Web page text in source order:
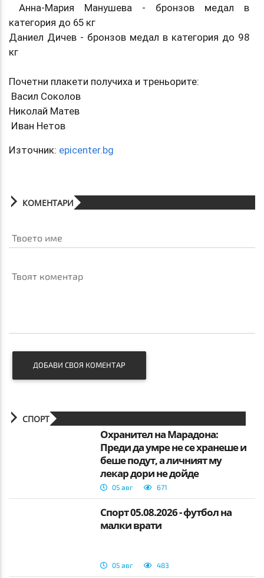
Анна-Мария Манушева - бронзов медал в
категория до 65 кг
Даниел Дичев - бронзов медал в категория до 98
кг
Почетни плакети получиха и треньорите:
Васил Соколов
Николай Матев
Иван Нетов
Източник: epicenter.bg
КОМЕНТАРИ
Твоето име
Твоят коментар
ДОБАВИ СВОЯ КОМЕНТАР
СПОРТ
Охранител на Марадона:
Преди да умре не се хранеше и
беше подут, а личният му
лекар дори не дойде
05 авг 671
Спорт 05.08.2026 - футбол на
малки врати
05 авг 483